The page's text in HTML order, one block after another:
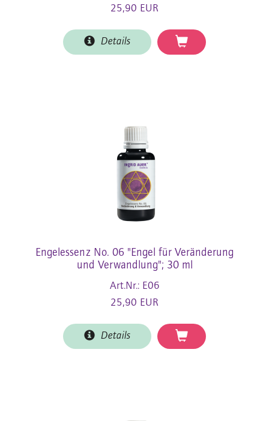
25,90 EUR
Details
Engelessenz No. 06 "Engel für Veränderung
und Verwandlung"; 30 ml
Art.Nr.: E06
25,90 EUR
Details